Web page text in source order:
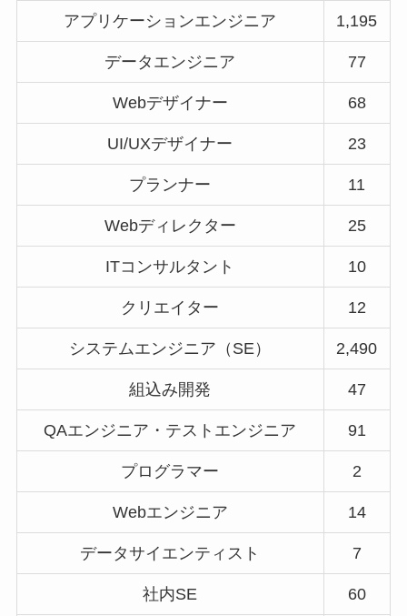
アプリケーションエンジニア 1,195
データエンジニア 77
Webデザイナー 68
UI/UXデザイナー 23
プランナー 11
Webディレクター 25
ITコンサルタント 10
クリエイター 12
システムエンジニア（SE） 2,490
組込み開発 47
QAエンジニア・テストエンジニア 91
プログラマー 2
Webエンジニア 14
データサイエンティスト 7
社内SE 60